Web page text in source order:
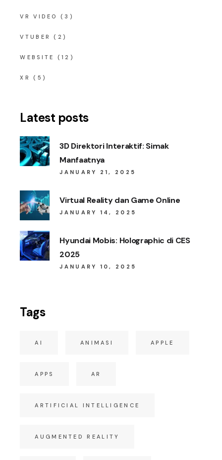
VR VIDEO (3)
VTUBER (2)
WEBSITE (12)
XR (5)
Latest posts
3D Direktori Interaktif: Simak
Manfaatnya
JANUARY 21, 2025
Virtual Reality dan Game Online
JANUARY 14, 2025
Hyundai Mobis: Holographic di CES
2025
JANUARY 10, 2025
Tags
AI ANIMASI APPLE
APPS AR
ARTIFICIAL INTELLIGENCE
AUGMENTED REALITY